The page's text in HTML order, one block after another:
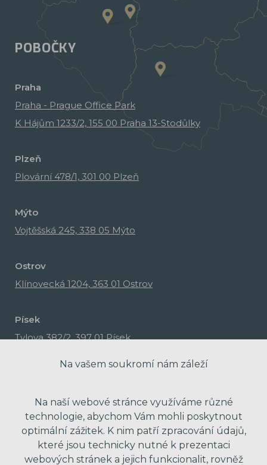
POBOČKY
Praha
Praha - Prague Office Park
K Hájům 1233/2, 155 00 Praha 13-Stodůlky
Plzeň
Plovární 478/1, 301 00 Plzeň
Mýto
Vojtěšská 245, 338 05 Mýto
Ostrov
Klínovecká 1204, 363 01 Ostrov
Písek
Tylova 382/2, 397 01 Písek
Na vašem soukromí nám záleží
Na naší webové stránce využíváme různé
technologie, abychom Vám mohli poskytnout
optimální zážitek. K nim patří zpracování údajů,
které jsou technicky nutné k prezentaci
webových stránek a jejich funkcionalit, rovněž